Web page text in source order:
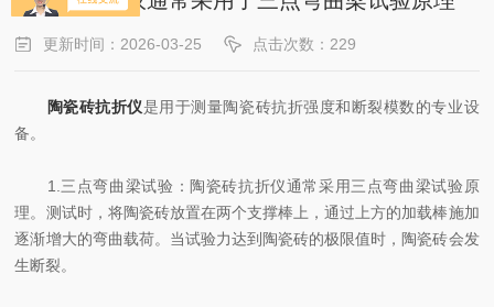
更新时间：2026-03-25 点击次数：229
陶瓷砖抗折仪是用于测量陶瓷砖抗折强度和断裂模数的专业设
备。
1.三点弯曲梁试验：陶瓷砖抗折仪通常采用三点弯曲梁试验原
理。测试时，将陶瓷砖放置在两个支撑棒上，通过上方的加载棒施加
逐渐增大的弯曲载荷。当试验力达到陶瓷砖的极限值时，陶瓷砖会发
生断裂。